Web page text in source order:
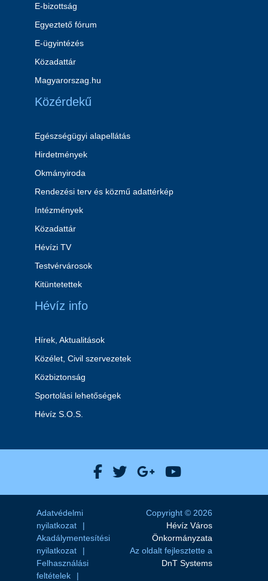
E-bizottság
Egyeztető fórum
E-ügyintézés
Közadattár
Magyarorszag.hu
Közérdekű
Egészségügyi alapellátás
Hirdetmények
Okmányiroda
Rendezési terv és közmű adattérkép
Intézmények
Közadattár
Hévízi TV
Testvérvárosok
Kitüntetettek
Hévíz info
Hírek, Aktualitások
Közélet, Civil szervezetek
Közbiztonság
Sportolási lehetőségek
Hévíz S.O.S.
Hévíz Város Facebook
Hévíz Város X
Hévíz Város
Hévíz Város
Adatvédelmi
nyilatkozat
Akadálymentesítési
nyilatkozat
Felhasználási
feltételek
Copyright © 2026
Hévíz Város
Önkormányzata
Az oldalt fejlesztette a
DnT Systems